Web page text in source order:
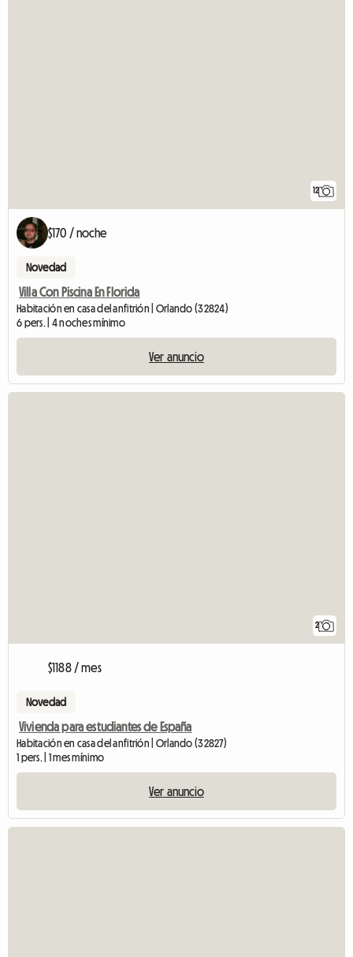
12
$170 / noche
Novedad
Villa Con Piscina En Florida
Habitación en casa del anfitrión | Orlando (32824)
6 pers. | 4 noches mínimo
Ver anuncio
2
$1188 / mes
Novedad
Vivienda para estudiantes de España
Habitación en casa del anfitrión | Orlando (32827)
1 pers. | 1 mes mínimo
Ver anuncio